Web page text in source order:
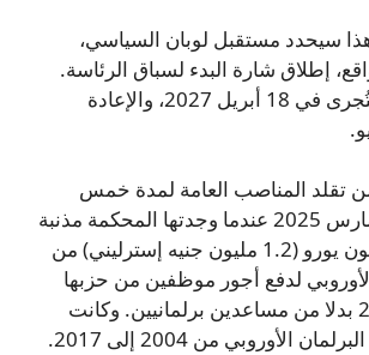
سيحدد مستقبل لوبان السياسي،
إطلاق شارة البدء لسباق الرئاسة.
الجولة الأولى ستُجرى في 18 أبريل 2027، والإعادة
تقلد المناصب العامة لمدة خمس
سنوات في 31 مارس 2025 عندما وجدتها المحكمة مذنبة
باختلاس 1.4 مليون يورو (1.2 مليون جنيه إسترليني) من
لدفع أجور موظفين من حزبها
بين 2004 و2016 بدلا من مساعدين برلمانيين. وكانت
الأوروبي من 2004 إلى 2017.